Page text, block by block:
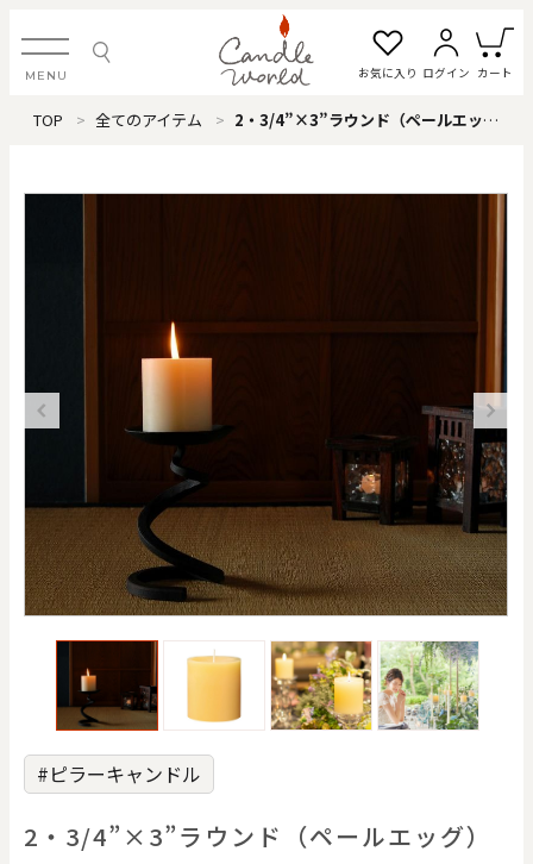
MENU お気に入り ログイン カート
ログイン・新規会員登録
すべてのアイテム
カテゴリから探す
価格で探す
20000
円 円
クリア OK
色で探す
TOP 全てのアイテム 2・3/4”×3”ラウンド（ペールエッグ）
#ピラーキャンドル
2・3/4”×3”ラウンド（ペールエッグ）